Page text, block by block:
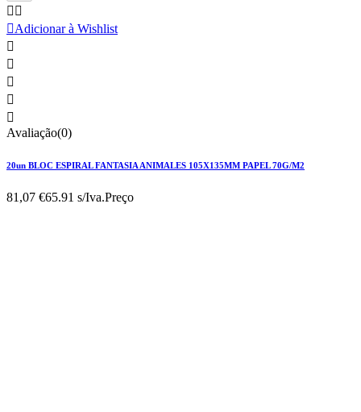
 
Adicionar à Wishlist





Avaliação(0)
20un BLOC ESPIRAL FANTASIA ANIMALES 105X135MM PAPEL 70G/M2
81,07 €65.91 s/Iva.Preço